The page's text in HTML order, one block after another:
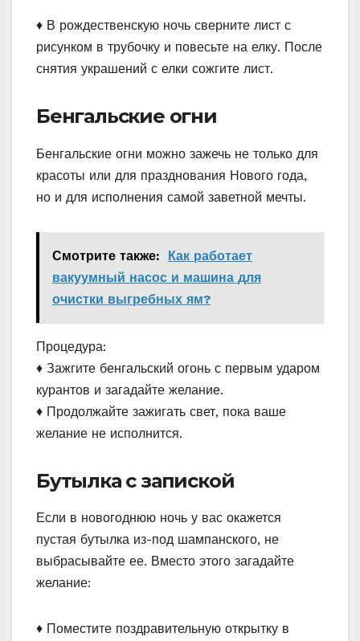
♦ В рождественскую ночь сверните лист с
рисунком в трубочку и повесьте на елку. После
снятия украшений с елки сожгите лист.
Бенгальские огни
Бенгальские огни можно зажечь не только для
красоты или для празднования Нового года,
но и для исполнения самой заветной мечты.
Смотрите также:
Как работает
вакуумный насос и машина для
очистки выгребных ям?
Процедура:
♦ Зажгите бенгальский огонь с первым ударом
курантов и загадайте желание.
♦ Продолжайте зажигать свет, пока ваше
желание не исполнится.
Бутылка с запиской
Если в новогоднюю ночь у вас окажется
пустая бутылка из-под шампанского, не
выбрасывайте ее. Вместо этого загадайте
желание:
♦ Поместите поздравительную открытку в